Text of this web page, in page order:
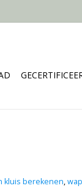
kluis berekenen,